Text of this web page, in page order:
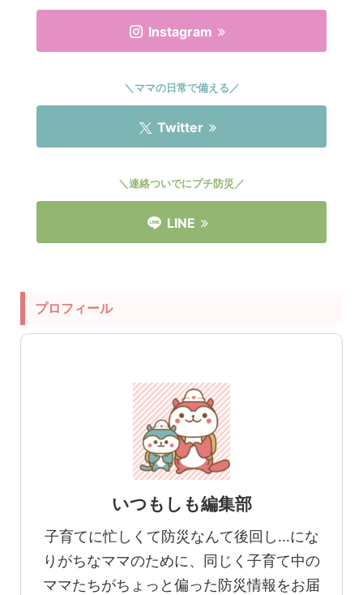
Instagram
＼ママの日常で備える／
Twitter
＼連絡ついでにプチ防災／
LINE
プロフィール
いつもしも編集部
子育てに忙しくて防災なんて後回し…にな
りがちなママのために、同じく子育て中の
ママたちがちょっと偏った防災情報をお届